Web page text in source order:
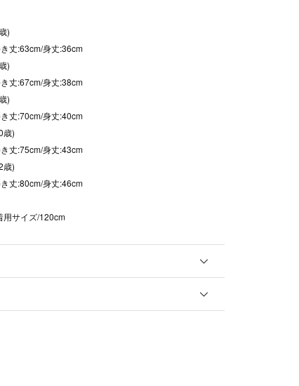
)
丈:63cm/身丈:36cm
)
丈:67cm/身丈:38cm
)
丈:70cm/身丈:40cm
歳)
丈:75cm/身丈:43cm
歳)
丈:80cm/身丈:46cm
用サイズ/120cm